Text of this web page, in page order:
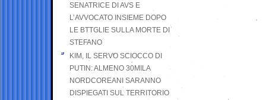
SENATRICE DI AVS E
L’AVVOCATO INSIEME DOPO
LE BTTGLIE SULLA MORTE DI
STEFANO
KIM, IL SERVO SCIOCCO DI
PUTIN: ALMENO 30MILA
NORDCOREANI SARANNO
DISPIEGATI SUL TERRITORIO